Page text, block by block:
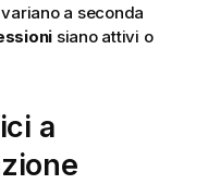
a seconda
siano attivi o
a